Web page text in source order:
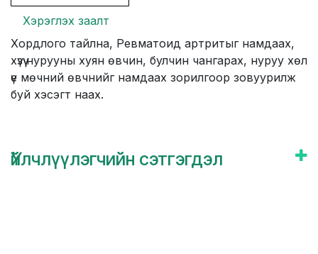
Хэрэглэх заалт
Хордлого тайлна, Ревматоид артритыг намдаах,
хүзүү нурууны хуян өвчин, булчин чангарах, нуруу хөл
үе мөчний өвчнийг намдаах зорилгоор зовуурилж
буй хэсэгт наах.
Үйлчлүүлэгчийн сэтгэгдэл